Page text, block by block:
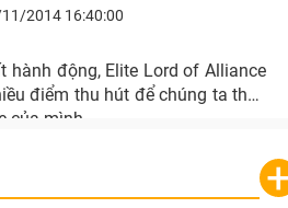
2014 16:40:00
hành động, Elite Lord of Alliance
điểm thu hút để chúng ta thay
của mình.